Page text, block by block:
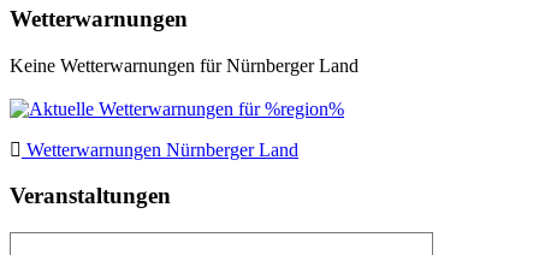
Wetterwarnungen
Keine Wetterwarnungen für Nürnberger Land
Wetterwarnungen Nürnberger Land
Veranstaltungen